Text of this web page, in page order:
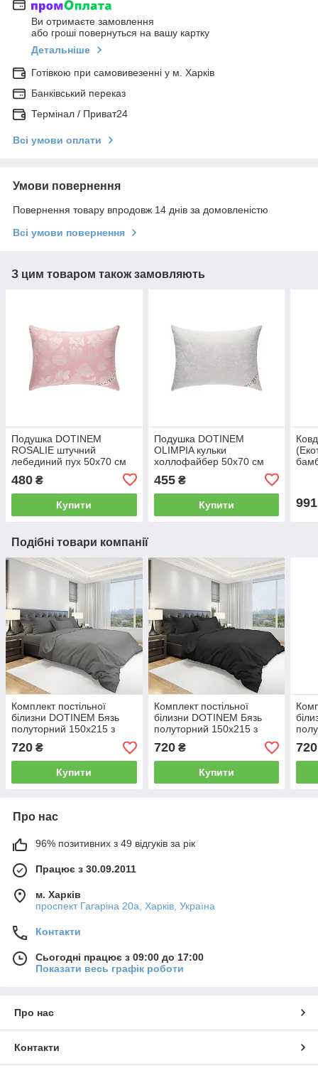
Ви отримаєте замовлення
або гроші повернуться на вашу картку
Детальніше
Готівкою при самовивезенні у м. Харків
Банківський переказ
Термінал / Приват24
Всі умови оплати
Умови повернення
Повернення товару впродовж 14 днів за домовленістю
Всі умови повернення
З цим товаром також замовляють
Подушка DOTINEM
ROSALIE штучний
лебединий пух 50x70 см
чохол тік рожева (211036-
3)
480 ₴
Купити
Подушка DOTINEM
OLIMPIA кульки
холлофайбер 50х70 см
чохол бязь біла (210138)
455₴
Купити 991
Подібні товари компанії
Комплект постільної
білизни DOTINEM Бязь
полуторний 150х215 з
наволочками 70х70 - 2шт
(212885-105)
720 ₴
Купити
Комплект постільної
білизни DOTINEM Бязь
полуторний 150х215 з
наволочками 70х70 - 2шт
(212885-104)
720₴
Купити
720
Про нас
96% позитивних з 49 відгуків за рік
Працює з 30.09.2011
м. Харків
проспект Гагаріна 20а, Харків, Україна
Контакти
Сьогодні працює з 09:00 до 17:00
Показати весь графік роботи
Про нас
Контакти